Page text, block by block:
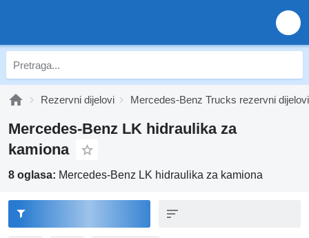
Rezervni dijelovi Mercedes-Benz Trucks rezervni dijelovi
Mercedes-Benz LK hidraulika za
kamiona
8 oglasa: Mercedes-Benz LK hidraulika za kamiona